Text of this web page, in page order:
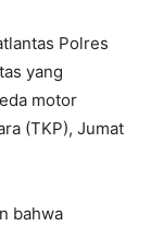
Polres
yang
motor
(TKP), Jumat
bahwa